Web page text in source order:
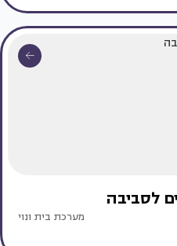
לסביבה
מערכת בית ונוי